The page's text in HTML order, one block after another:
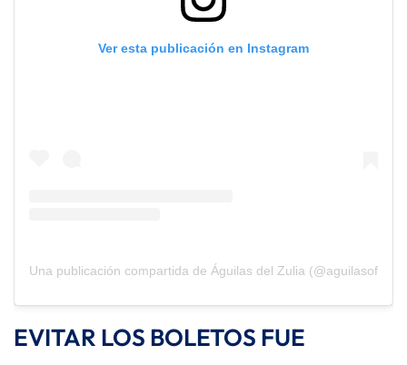
Ver esta publicación en Instagram
Una publicación compartida de Águilas del Zulia (@aguilasoficial)
EVITAR LOS BOLETOS FUE